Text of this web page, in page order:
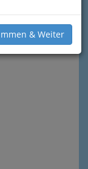
& Weiter
senden